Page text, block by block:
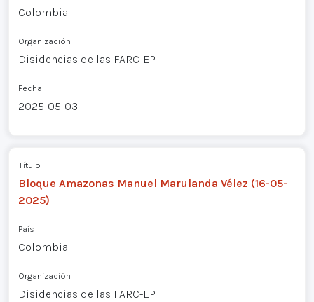
Colombia
Organización
Disidencias de las FARC-EP
Fecha
2025-05-03
Título
Bloque Amazonas Manuel Marulanda Vélez (16-05-
2025)
País
Colombia
Organización
Disidencias de las FARC-EP